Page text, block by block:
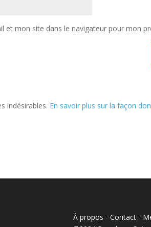
et mon site dans le navigateur pour mon
indésirables. En savoir plus sur la façon
À propos - Contact-